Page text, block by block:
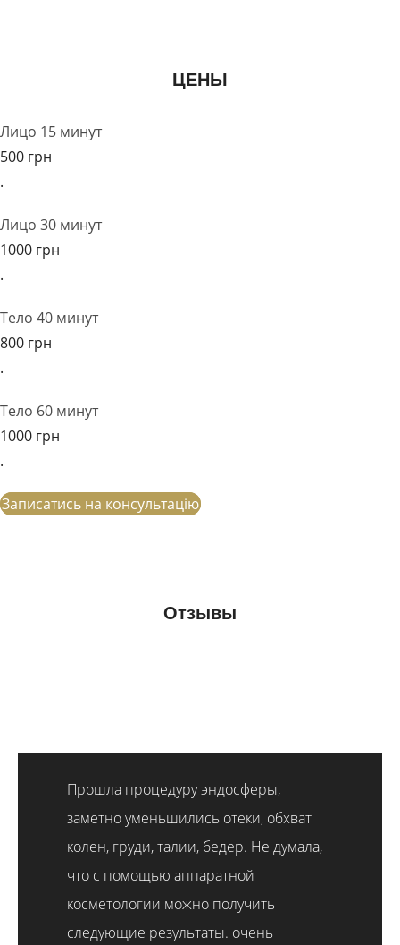
ЦЕНЫ
Лицо 15 минут
500 грн
.
Лицо 30 минут
1000 грн
.
Тело 40 минут
800 грн
.
Тело 60 минут
1000 грн
.
Записатись на консультацію
Отзывы
Прошла процедуру эндосферы,
заметно уменьшились отеки, обхват
колен, груди, талии, бедер. Не думала,
что с помощью аппаратной
косметологии можно получить
следующие результаты. очень